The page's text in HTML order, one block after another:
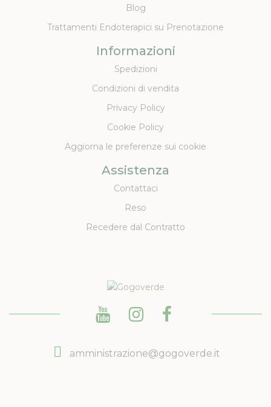
Blog
Trattamenti Endoterapici su Prenotazione
Informazioni
Spedizioni
Condizioni di vendita
Privacy Policy
Cookie Policy
Aggiorna le preferenze sui cookie
Assistenza
Contattaci
Reso
Recedere dal Contratto
amministrazione@gogoverde.it